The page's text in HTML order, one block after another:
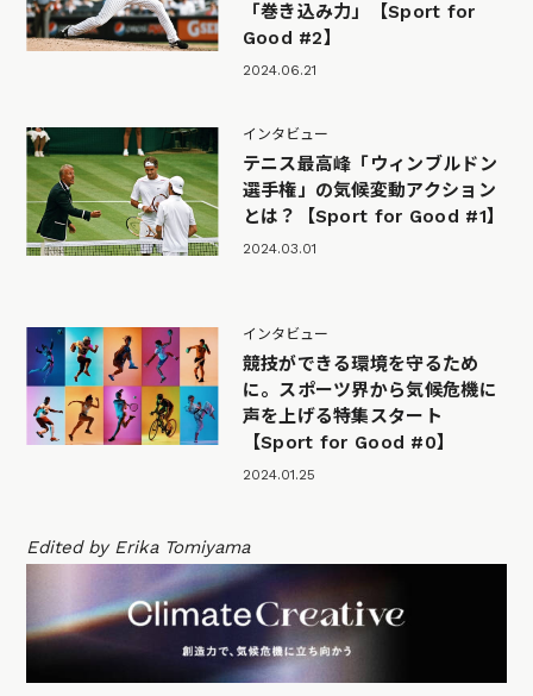
「巻き込み力」【Sport for
Good #2】
2024.06.21
インタビュー
テニス最高峰「ウィンブルドン
選手権」の気候変動アクション
とは？【Sport for Good #1】
2024.03.01
インタビュー
競技ができる環境を守るため
に。スポーツ界から気候危機に
声を上げる特集スタート
【Sport for Good #0】
2024.01.25
Edited by Erika Tomiyama